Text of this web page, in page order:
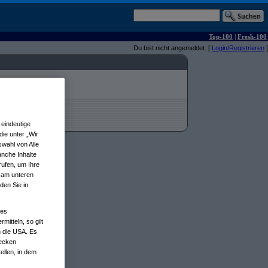
Top-100 | Fresh-100
Du bist nicht angemeldet. [ Login/Registrieren ]
unter „Wir
von Alle
Inhalte
um Ihre
unteren
Sie in
so gilt
die USA. Es
in dem